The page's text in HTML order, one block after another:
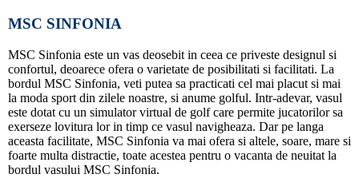
MSC SINFONIA
MSC Sinfonia este un vas deosebit in ceea ce priveste designul si
confortul, deoarece ofera o varietate de posibilitati si facilitati. La
bordul MSC Sinfonia, veti putea sa practicati cel mai placut si mai
la moda sport din zilele noastre, si anume golful. Intr-adevar, vasul
este dotat cu un simulator virtual de golf care permite jucatorilor sa
exerseze lovitura lor in timp ce vasul navigheaza. Dar pe langa
aceasta facilitate, MSC Sinfonia va mai ofera si altele, soare, mare si
foarte multa distractie, toate acestea pentru o vacanta de neuitat la
bordul vasului MSC Sinfonia.